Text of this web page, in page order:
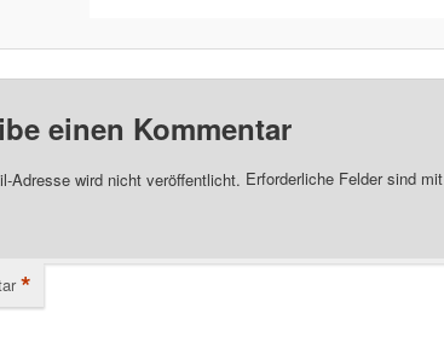
einen Kommentar
Adresse wird nicht veröffentlicht. Erforderliche Felder sind mit
*